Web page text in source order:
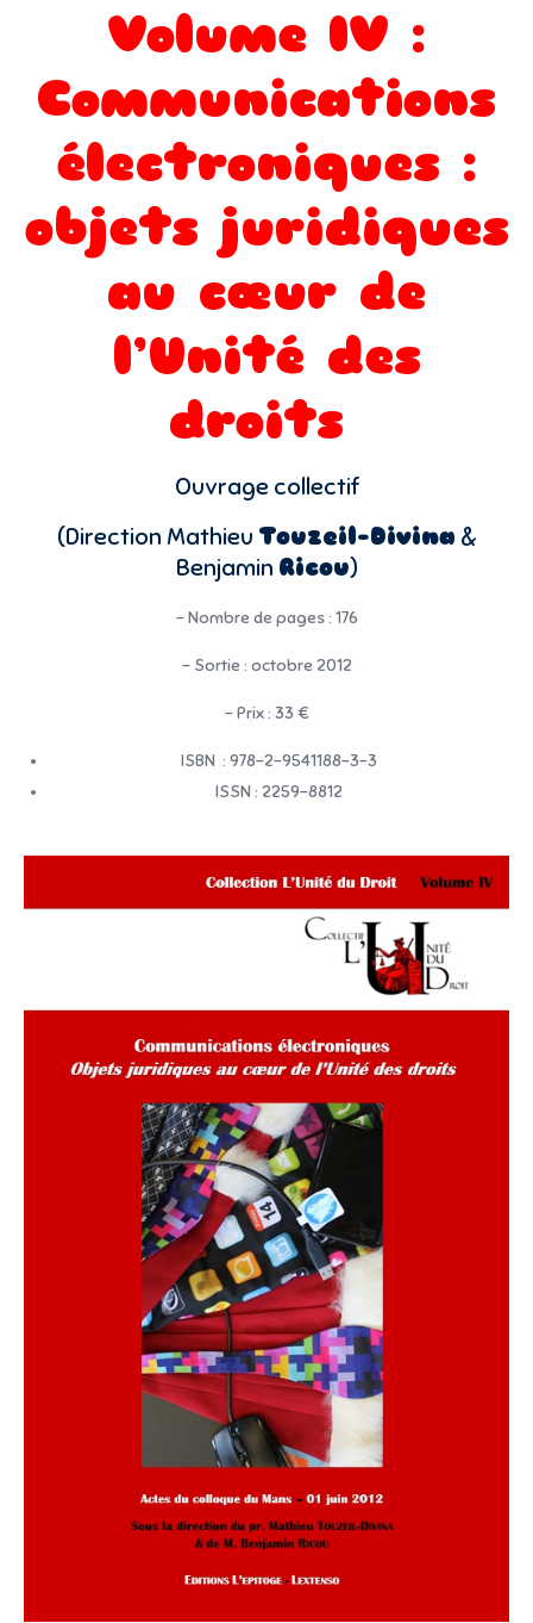
Volume IV :
Communications
électroniques :
objets juridiques
au cœur de
l’Unité des
droits
Ouvrage collectif
(Direction Mathieu Touzeil-Divina &
Benjamin Ricou)
– Nombre de pages : 176
– Sortie : octobre 2012
– Prix : 33 €
ISBN : 978-2-9541188-3-3
ISSN : 2259-8812